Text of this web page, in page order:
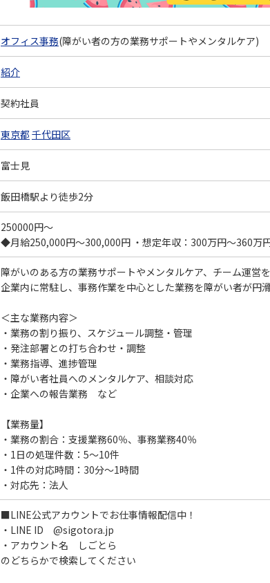
オフィス事務(障がい者の方の業務サポートやメンタルケア)
紹介
契約社員
東京都 千代田区
富士見
飯田橋駅より徒歩2分
250000円～
◆月給250,000円～300,000円 ・想定年収：300万円～360万
障がいのある方の業務サポートやメンタルケア、チーム運営を
企業内に常駐し、事務作業を中心とした業務を障がい者が円
＜主な業務内容＞
・業務の割り振り、スケジュール調整・管理
・発注部署との打ち合わせ・調整
・業務指導、進捗管理
・障がい者社員へのメンタルケア、相談対応
・企業への報告業務 など
【業務量】
・業務の割合：支援業務60％、事務業務40％
・1日の処理件数：5～10件
・1件の対応時間：30分～1時間
・対応先：法人
■LINE公式アカウントでお仕事情報配信中！
・LINE ID @sigotora.jp
・アカウント名 しごとら
のどちらかで検索してください